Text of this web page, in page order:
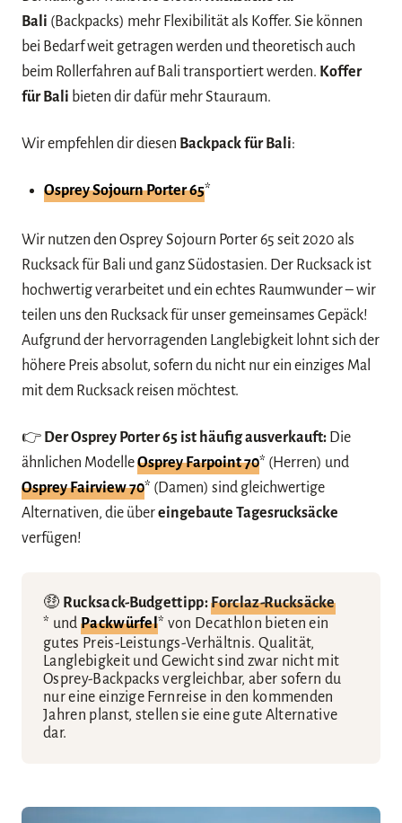
Bali (Backpacks) mehr Flexibilität als Koffer. Sie können
bei Bedarf weit getragen werden und theoretisch auch
beim Rollerfahren auf Bali transportiert werden. Koffer
für Bali bieten dir dafür mehr Stauraum.
Wir empfehlen dir diesen Backpack für Bali:
Osprey Sojourn Porter 65*
Wir nutzen den Osprey Sojourn Porter 65 seit 2020 als
Rucksack für Bali und ganz Südostasien. Der Rucksack ist
hochwertig verarbeitet und ein echtes Raumwunder – wir
teilen uns den Rucksack für unser gemeinsames Gepäck!
Aufgrund der hervorragenden Langlebigkeit lohnt sich der
höhere Preis absolut, sofern du nicht nur ein einziges Mal
mit dem Rucksack reisen möchtest.
👉 Der Osprey Porter 65 ist häufig ausverkauft: Die
ähnlichen ModelleOsprey Farpoint 70* (Herren) und
Osprey Fairview 70* (Damen) sind gleichwertige
Alternativen, die übereingebaute Tagesrucksäcke
verfügen!
🤑 Rucksack-Budgettipp:Forclaz-Rucksäcke
* und Packwürfel* von Decathlon bieten ein
gutes Preis-Leistungs-Verhältnis. Qualität,
Langlebigkeit und Gewicht sind zwar nicht mit
Osprey-Backpacks vergleichbar, aber sofern du
nur eine einzige Fernreise in den kommenden
Jahren planst, stellen sie eine gute Alternative
dar.